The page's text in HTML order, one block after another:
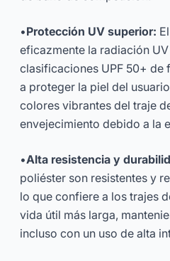
•Protección UV superior:
eficazmente la radiación
clasificaciones UPF 50+ de
a proteger la piel del
colores vibrantes del traje
envejecimiento debido a la
•Alta resistencia y
poliéster son resistentes y
lo que confiere a los trajes
vida útil más larga,
incluso con un uso de alta